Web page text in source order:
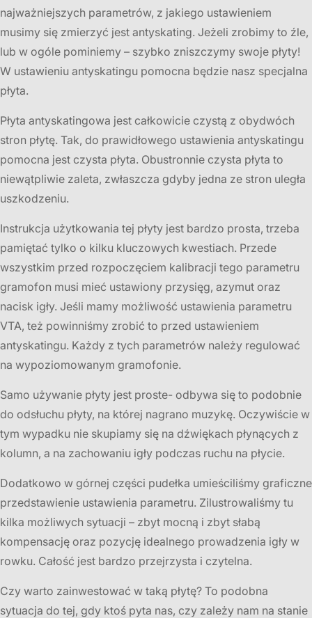
najważniejszych parametrów, z jakiego ustawieniem
musimy się zmierzyć jest antyskating. Jeżeli zrobimy to źle,
lub w ogóle pominiemy – szybko zniszczymy swoje płyty!
W ustawieniu antyskatingu pomocna będzie nasz specjalna
płyta.
Płyta antyskatingowa jest całkowicie czystą z obydwóch
stron płytę. Tak, do prawidłowego ustawienia antyskatingu
pomocna jest czysta płyta. Obustronnie czysta płyta to
niewątpliwie zaleta, zwłaszcza gdyby jedna ze stron uległa
uszkodzeniu.
Instrukcja użytkowania tej płyty jest bardzo prosta, trzeba
pamiętać tylko o kilku kluczowych kwestiach. Przede
wszystkim przed rozpoczęciem kalibracji tego parametru
gramofon musi mieć ustawiony przysięg, azymut oraz
nacisk igły. Jeśli mamy możliwość ustawienia parametru
VTA, też powinniśmy zrobić to przed ustawieniem
antyskatingu. Każdy z tych parametrów należy regulować
na wypoziomowanym gramofonie.
Samo używanie płyty jest proste- odbywa się to podobnie
do odsłuchu płyty, na której nagrano muzykę. Oczywiście w
tym wypadku nie skupiamy się na dźwiękach płynących z
kolumn, a na zachowaniu igły podczas ruchu na płycie.
Dodatkowo w górnej części pudełka umieściliśmy graficzne
przedstawienie ustawienia parametru. Zilustrowaliśmy tu
kilka możliwych sytuacji – zbyt mocną i zbyt słabą
kompensację oraz pozycję idealnego prowadzenia igły w
rowku. Całość jest bardzo przejrzysta i czytelna.
Czy warto zainwestować w taką płytę? To podobna
sytuacja do tej, gdy ktoś pyta nas, czy zależy nam na stanie